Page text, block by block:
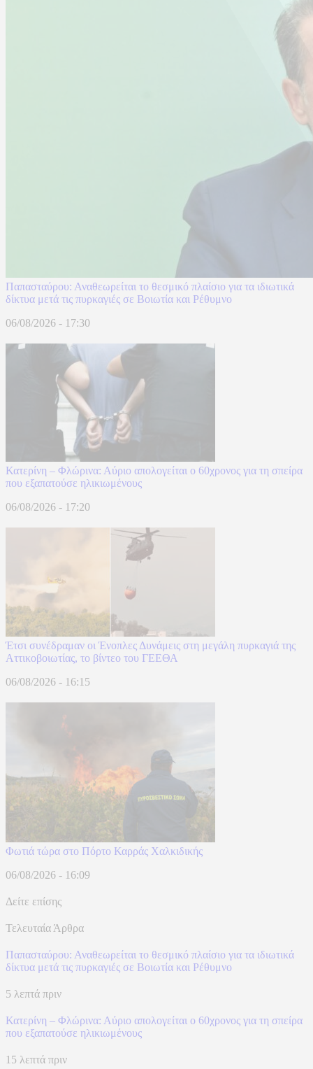
Παπασταύρου: Αναθεωρείται το θεσμικό πλαίσιο για τα ιδιωτικά
δίκτυα μετά τις πυρκαγιές σε Βοιωτία και Ρέθυμνο
06/08/2026 - 17:30
Κατερίνη – Φλώρινα: Αύριο απολογείται ο 60χρονος για τη σπείρα
που εξαπατούσε ηλικιωμένους
06/08/2026 - 17:20
Έτσι συνέδραμαν οι Ένοπλες Δυνάμεις στη μεγάλη πυρκαγιά της
Αττικοβοιωτίας, το βίντεο του ΓΕΕΘΑ
06/08/2026 - 16:15
Φωτιά τώρα στο Πόρτο Καρράς Χαλκιδικής
06/08/2026 - 16:09
Δείτε επίσης
Τελευταία Άρθρα
Παπασταύρου: Αναθεωρείται το θεσμικό πλαίσιο για τα ιδιωτικά
δίκτυα μετά τις πυρκαγιές σε Βοιωτία και Ρέθυμνο
5 λεπτά πριν
Κατερίνη – Φλώρινα: Αύριο απολογείται ο 60χρονος για τη σπείρα
που εξαπατούσε ηλικιωμένους
15 λεπτά πριν